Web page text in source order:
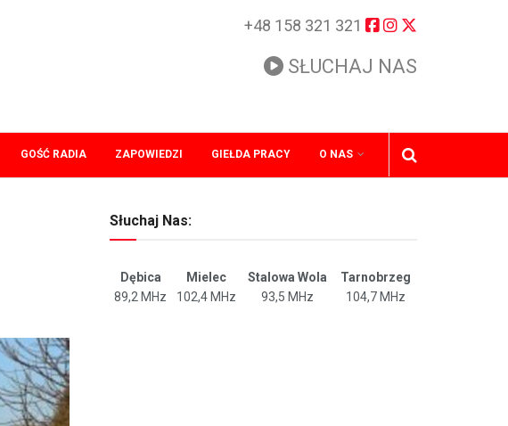
+48 158 321 321
SŁUCHAJ NAS
GOŚĆ RADIA ZAPOWIEDZI GIEŁDA PRACY O NAS
Słuchaj Nas:
Dębica Mielec Stalowa Wola
Tarnobrzeg
89,2 MHz
102,4 MHz 93,5 MHz 104,7 MHz